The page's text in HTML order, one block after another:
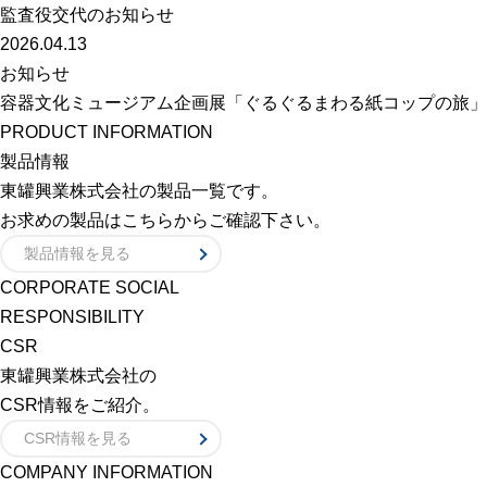
監査役交代のお知らせ
2026.04.13
お知らせ
容器文化ミュージアム企画展「ぐるぐるまわる紙コップの旅
PRODUCT INFORMATION
製品情報
東罐興業株式会社の製品一覧です。
お求めの製品はこちらからご確認下さい。
製品情報を見る
CORPORATE SOCIAL
RESPONSIBILITY
CSR
東罐興業株式会社の
CSR情報をご紹介。
CSR情報を見る
COMPANY INFORMATION